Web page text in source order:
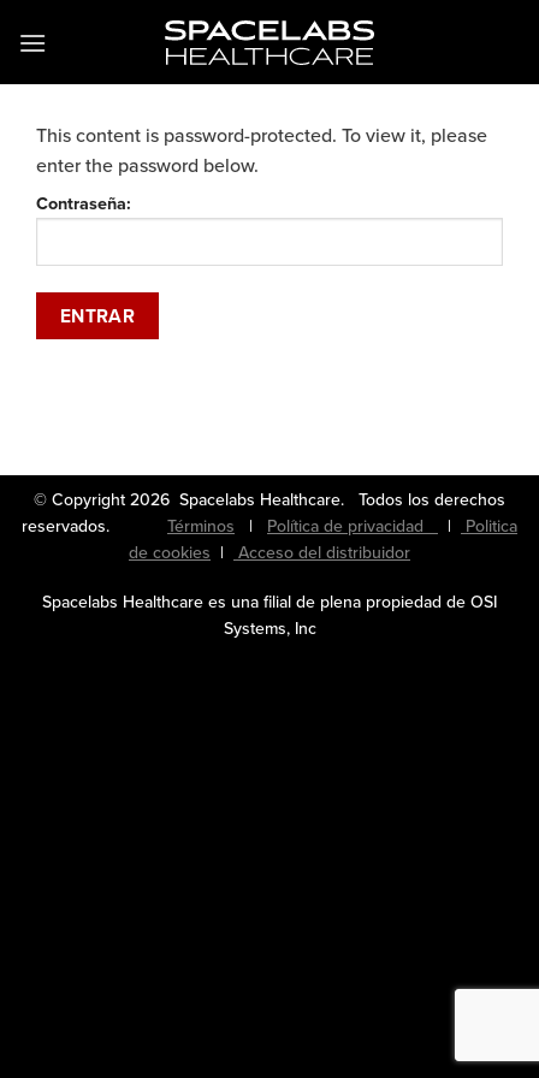
This content is password-protected. To view it, please
enter the password below.
Contraseña:
© Copyright 2026 Spacelabs Healthcare. Todos los derechos
reservados. Términos | Política de privacidad | Politica
de cookies | Acceso del distribuidor
Spacelabs Healthcare es una filial de plena propiedad de OSI
Systems, Inc